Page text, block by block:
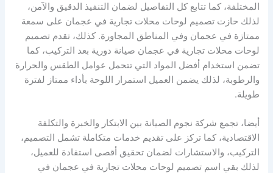
المختلفة، كما تتابع كل التفاصيل لضمان التنفيذ الدقيق والآمن،
لذلك حازت تصميم لوحات محلات تجارية في عجمان على سمعة
ممتازة في عجمان وفي المناطق المجاورة. كذلك، تقدم تصميم
لوحات محلات تجارية في عجمان صيانة دورية بعد التركيب، كما
تضمن استخدام أفضل المواد التي تتحمل عوامل الطقس والحرارة
والرطوبة، لذلك يضمن العميل استمرار اللوحة بأداء ممتاز لفترة
طويلة.
أيضا، تجمع شركة نجوم الصيانة بين الابتكار والخبرة والتكلفة
الاقتصادية، كما تركز على تقديم خدمات متكاملة تشمل التصميم،
التركيب، والاستشارات لضمان تحقيق أقصى استفادة للعميل،
لذلك بقي اسم تصميم لوحات محلات تجارية في عجمان في